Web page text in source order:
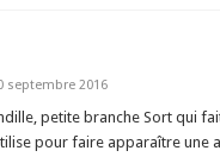
septembre 2016
petite branche Sort qui
pour faire apparaître une